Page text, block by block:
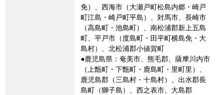
免）、西海市（大瀬戸町松島内郷・崎戸
町江島・崎戸町平島）、対馬市、長崎市
（高島町・池島町）、南松浦郡新上五島
町、平戸市（度島町・田平町横島免・大
島村）、北松浦郡小値賀町
●鹿児島県：奄美市、熊毛郡、薩摩川内市
（上甑町・下甑町・鹿島町・里町里）、
鹿児島郡（三島村・十島村）、出水郡長
島町（獅子島）、西之表市、大島郡